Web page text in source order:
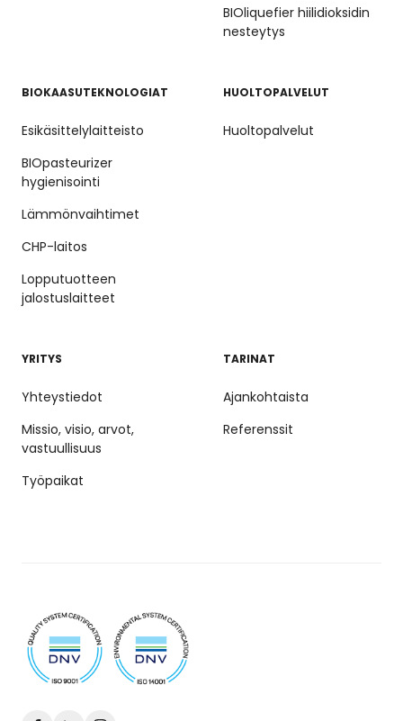
BIOliquefier hiilidioksidin
nesteytys
BIOKAASUTEKNOLOGIAT
Esikäsittelylaitteisto
BIOpasteurizer
hygienisointi
Lämmönvaihtimet
CHP-laitos
Lopputuotteen
jalostuslaitteet
HUOLTOPALVELUT
Huoltopalvelut
YRITYS
Yhteystiedot
Missio, visio, arvot,
vastuullisuus
Työpaikat
TARINAT
Ajankohtaista
Referenssit